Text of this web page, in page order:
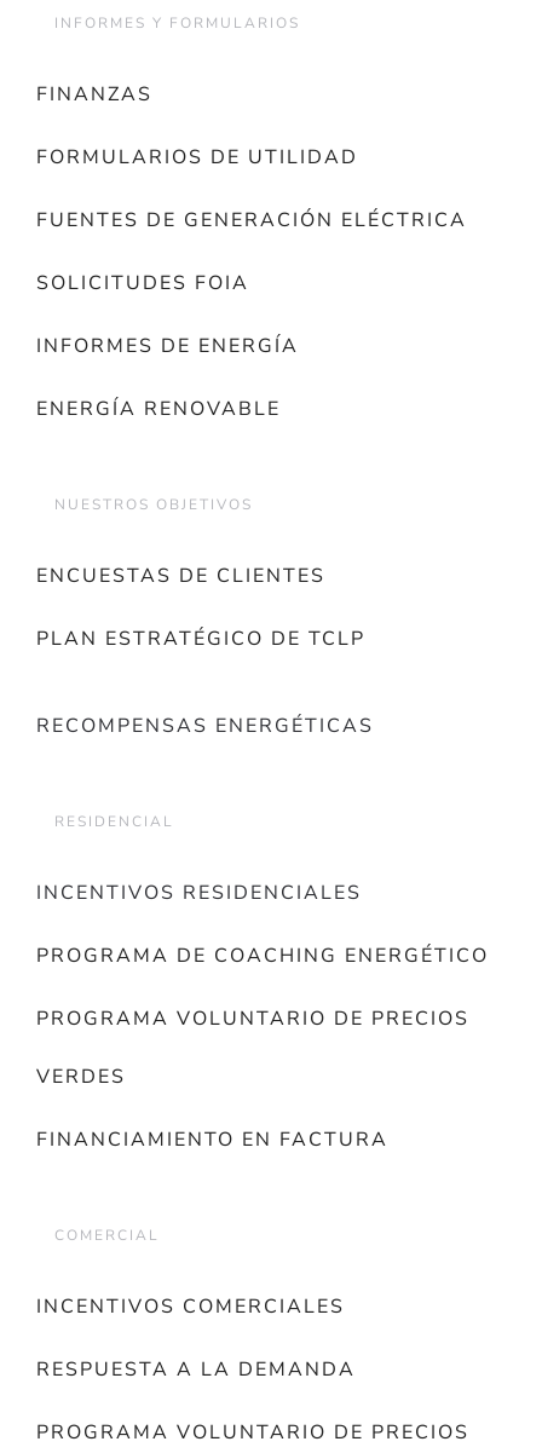
INFORMES Y FORMULARIOS
FINANZAS
FORMULARIOS DE UTILIDAD
FUENTES DE GENERACIÓN ELÉCTRICA
SOLICITUDES FOIA
INFORMES DE ENERGÍA
ENERGÍA RENOVABLE
NUESTROS OBJETIVOS
ENCUESTAS DE CLIENTES
PLAN ESTRATÉGICO DE TCLP
RECOMPENSAS ENERGÉTICAS
RESIDENCIAL
INCENTIVOS RESIDENCIALES
PROGRAMA DE COACHING ENERGÉTICO
PROGRAMA VOLUNTARIO DE PRECIOS
VERDES
FINANCIAMIENTO EN FACTURA
COMERCIAL
INCENTIVOS COMERCIALES
RESPUESTA A LA DEMANDA
PROGRAMA VOLUNTARIO DE PRECIOS